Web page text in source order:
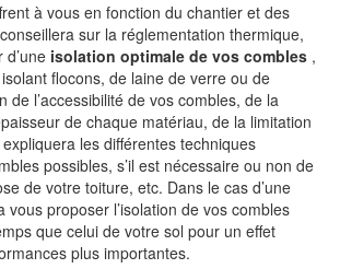
à vous en fonction du chantier et des
sur la réglementation thermique,
isolation optimale de vos combles ,
isolant flocons, de laine de verre ou de
de l’accessibilité de vos combles, de la
de chaque matériau, de la limitation
les différentes techniques
possibles, s’il est nécessaire ou non de
de votre toiture, etc. Dans le cas d’une
vous proposer l’isolation de vos combles
que celui de votre sol pour un effet
plus importantes.